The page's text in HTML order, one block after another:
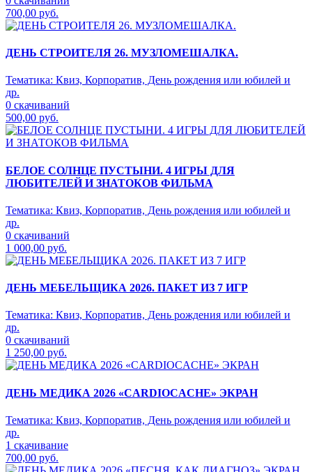
700,00 руб.
ДЕНЬ СТРОИТЕЛЯ 26. МУЗЛОМЕШАЛКА.
Тематика: Квиз, Корпоратив, День рождения или юбилей и
др.
0 скачиваний
500,00 руб.
БЕЛОЕ СОЛНЦЕ ПУСТЫНИ. 4 ИГРЫ ДЛЯ
ЛЮБИТЕЛЕЙ И ЗНАТОКОВ ФИЛЬМА
Тематика: Квиз, Корпоратив, День рождения или юбилей и
др.
0 скачиваний
1 000,00 руб.
ДЕНЬ МЕБЕЛЬЩИКА 2026. ПАКЕТ ИЗ 7 ИГР
Тематика: Квиз, Корпоратив, День рождения или юбилей и
др.
0 скачиваний
1 250,00 руб.
ДЕНЬ МЕДИКА 2026 «CARDIOCACHE» ЭКРАН
Тематика: Квиз, Корпоратив, День рождения или юбилей и
др.
1 скачивание
700,00 руб.